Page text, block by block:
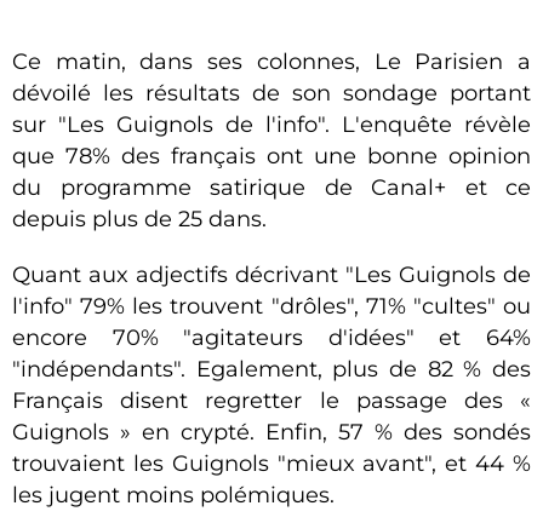
Ce matin, dans ses colonnes, Le Parisien a
dévoilé les résultats de son sondage portant
sur "Les Guignols de l'info". L'enquête révèle
que 78% des français ont une bonne opinion
du programme satirique de Canal+ et ce
depuis plus de 25 dans.
Quant aux adjectifs décrivant "Les Guignols de
l'info" 79% les trouvent "drôles", 71% "cultes" ou
encore 70% "agitateurs d'idées" et 64%
"indépendants". Egalement, plus de 82 % des
Français disent regretter le passage des «
Guignols » en crypté. Enfin, 57 % des sondés
trouvaient les Guignols "mieux avant", et 44 %
les jugent moins polémiques.